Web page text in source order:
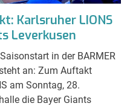
Karlsruher LIONS
Leverkusen
in der BARMER
an: Zum Auftakt
am Sonntag, 28.
die Bayer Giants